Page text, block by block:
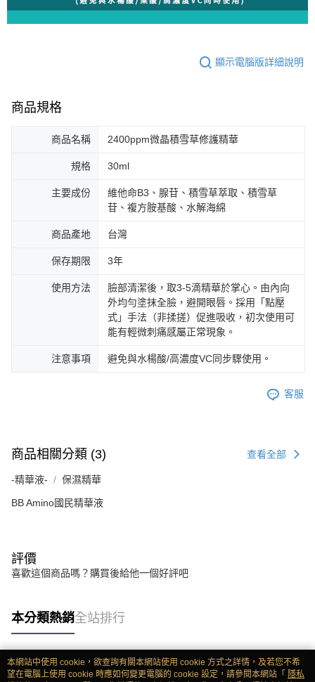
顯示電腦版詳細說明
商品規格
商品名稱 2400ppm微晶積雪草修護精華
規格 30ml
主要成份
維他命B3、腺苷、積雪草萃取、積雪草
苷、複方胺基酸、水解海綿
商品產地 台灣
保存期限 3年
使用方法
臉部清潔後，取3-5滴精華於掌心。由內向
外均勻塗抹全臉，避開眼唇。採用「點壓
式」手法（非揉搓）促進吸收，初次使用可
能有輕微刺痛感屬正常現象。
注意事項 避免與水楊酸/高濃度VC同步驟使用。
客服
商品相關分類 (3) 查看全部
-精華液- 保濕精華
BB Amino國民精華液
評價
喜歡這個商品嗎？購買後給他一個好評吧
本分類熱銷全站排行
熱門標籤
本網站中使用 cookie，欲查詢有關本網站使用 cookie 方式之詳情，及若您不希
望在電腦上使用 cookie 時應如何變更電腦的 cookie 設定，請參閱本網站「 隱私